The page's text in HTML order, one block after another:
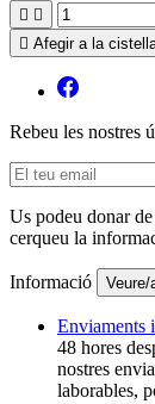
 
 Afegir a la
Rebeu les nostres
Us podeu donar
cerqueu la
Informació
Enviaments
48 hores
nostres
laborables,